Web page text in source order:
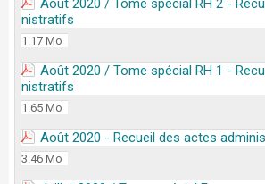
Août 2020 / Tome spécial RH 2 -
nistratifs
1.17 Mo
Août 2020 / Tome spécial RH 1 -
nistratifs
1.65 Mo
Août 2020 - Recueil des actes
3.46 Mo